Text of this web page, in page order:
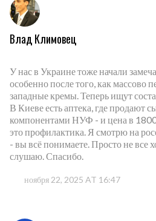
Влад Климовец
У нас в Украине тоже начали
особенно после того, как массово
западные кремы. Теперь ищут
В Киеве есть аптека, где продают
компонентами НУФ - и цена в
это профилактика. Я смотрю на
- вы всё понимаете. Просто не все
слушаю. Спасибо.
ноября 22, 2025 AT 16:47